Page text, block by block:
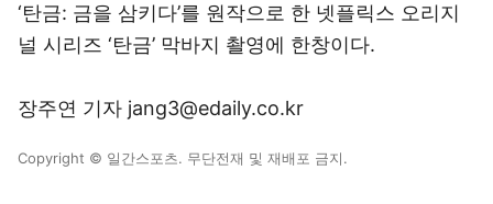
‘탄금: 금을 삼키다’를 원작으로 한 넷플릭스 오리지
널 시리즈 ‘탄금’ 막바지 촬영에 한창이다.
장주연 기자 jang3@edaily.co.kr
Copyright © 일간스포츠. 무단전재 및 재배포 금지.